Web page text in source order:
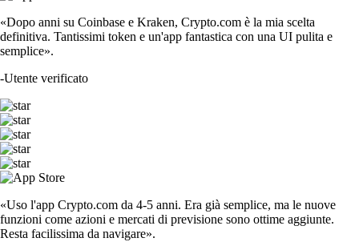
«Dopo anni su Coinbase e Kraken, Crypto.com è la mia scelta
definitiva. Tantissimi token e un'app fantastica con una UI pulita e
semplice».
-Utente verificato
«Uso l'app Crypto.com da 4-5 anni. Era già semplice, ma le nuove
funzioni come azioni e mercati di previsione sono ottime aggiunte.
Resta facilissima da navigare».